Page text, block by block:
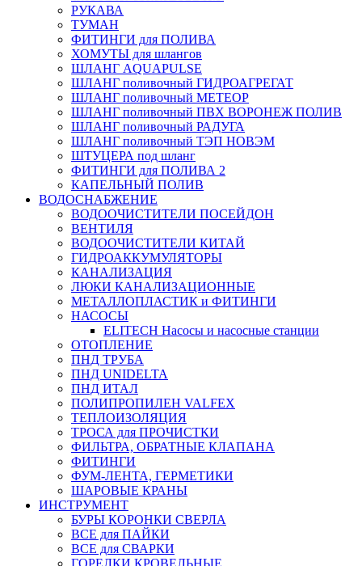
РУКАВА
ТУМАН
ФИТИНГИ для ПОЛИВА
ХОМУТЫ для шлангов
ШЛАНГ AQUAPULSE
ШЛАНГ поливочный ГИДРОАГРЕГАТ
ШЛАНГ поливочный МЕТЕОР
ШЛАНГ поливочный ПВХ ВОРОНЕЖ ПОЛИВ
ШЛАНГ поливочный РАДУГА
ШЛАНГ поливочный ТЭП НОВЭМ
ШТУЦЕРА под шланг
ФИТИНГИ для ПОЛИВА 2
КАПЕЛЬНЫЙ ПОЛИВ
ВОДОСНАБЖЕНИЕ
ВОДООЧИСТИТЕЛИ ПОСЕЙДОН
ВЕНТИЛЯ
ВОДООЧИСТИТЕЛИ КИТАЙ
ГИДРОАККУМУЛЯТОРЫ
КАНАЛИЗАЦИЯ
ЛЮКИ КАНАЛИЗАЦИОННЫЕ
МЕТАЛЛОПЛАСТИК и ФИТИНГИ
НАСОСЫ
ELITECH Насосы и насосные станции
ОТОПЛЕНИЕ
ПНД ТРУБА
ПНД UNIDELTA
ПНД ИТАЛ
ПОЛИПРОПИЛЕН VALFEX
ТЕПЛОИЗОЛЯЦИЯ
ТРОСА для ПРОЧИСТКИ
ФИЛЬТРА, ОБРАТНЫЕ КЛАПАНА
ФИТИНГИ
ФУМ-ЛЕНТА, ГЕРМЕТИКИ
ШАРОВЫЕ КРАНЫ
ИНСТРУМЕНТ
БУРЫ КОРОНКИ СВЕРЛА
ВСЕ для ПАЙКИ
ВСЕ для СВАРКИ
ГОРЕЛКИ КРОВЕЛЬНЫЕ